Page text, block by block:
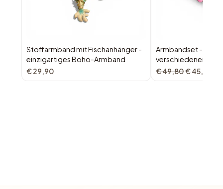
Stoffarmband mit Fischanhänger -
einzigartiges Boho-Armband
€ 29,90
Armbandset -
verschiedenen
€ 49,80€ 45,00